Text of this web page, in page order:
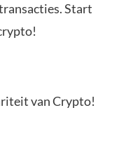
Start
van Crypto!